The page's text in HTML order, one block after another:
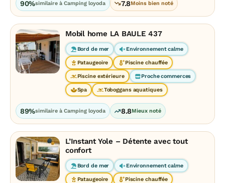
90%similaire à Camping loyoda 7.8Moins bien noté
Mobil home LA BAULE 437
Bord de mer Environnement calme
Pataugeoire Piscine chauffée
Piscine extérieure Proche commerces
Spa Toboggans aquatiques
89%similaire à Camping loyoda 8.8Mieux noté
L’Instant Yole – Détente avec tout
confort
Bord de mer Environnement calme
Pataugeoire Piscine chauffée